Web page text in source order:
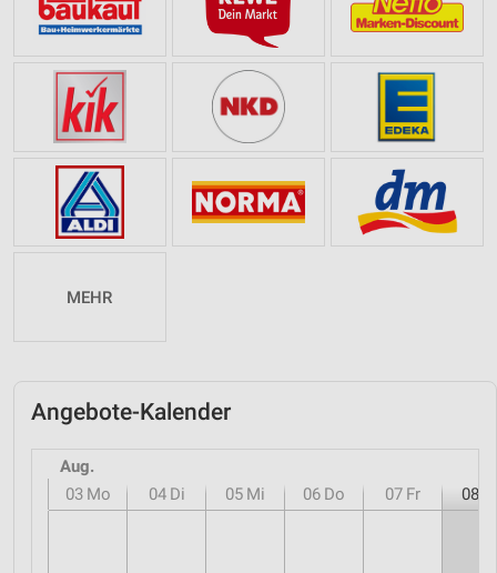
MEHR
Angebote-Kalender
Aug.
03 Mo 04 Di 05 Mi 06 Do 07 Fr 08